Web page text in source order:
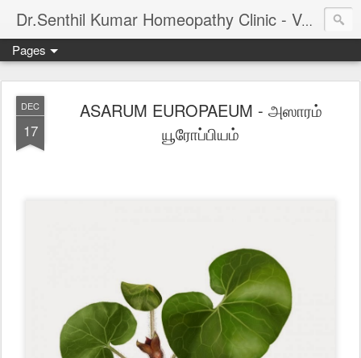
Dr.Senthil Kumar Homeopathy Clinic - Velachery - Panruti - Chennai
Pages
DEC
17
ASARUM EUROPAEUM - அஸாரம்
யூரோப்பியம்